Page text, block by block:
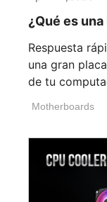
¿Qué es
Respuesta
una gran
de tu
Motherboards